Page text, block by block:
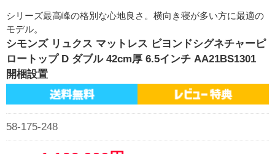
シリーズ最高峰の格別な心地良さ。横向き寝が多い方に最適の
モデル。
シモンズ リュクス マットレス ビヨンドシグネチャーピ
ロートップ D ダブル 42cm厚 6.5インチ AA21BS1301
開梱設置
58-175-248